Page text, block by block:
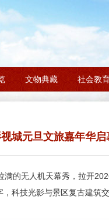
文物典藏 社会教
城元旦文旅嘉年华启
的无人机天幕秀，拉开
，科技光影与景区复古建